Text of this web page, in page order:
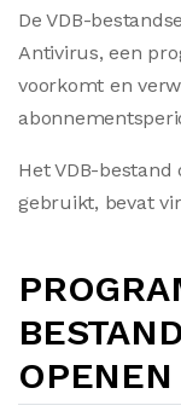
De VDB-
Antivirus, een
voorkomt en
Het VDB-
gebruikt, bevat
OPENEN